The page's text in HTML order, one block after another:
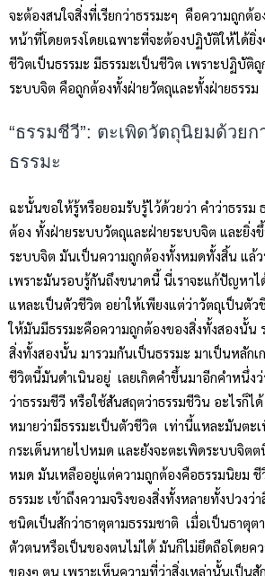
จะต้องสนใจสิ่งที่เรียกว่าธรรมะๆ คือความถูกต้
หน้าที่โดยตรงโดยเฉพาะที่จะต้องปฏิบัติให้ได้ยิ่
ชีวิตเป็นธรรมะ มีธรรมะเป็นชีวิต เพราะปฏิบัติ
ระบบจิต คือถูกต้องทั้งฝ่ายวัตถุและทั้งฝ่ายธรรม
“ธรรมชีวี”: ตะเพิดวัตถุนิยมด้วย
ธรรมะ
ฉะนั้นขอให้รู้หรือยอมรับรู้ไว้ด้วยว่า คำว่าธรรม
ต้อง ทั้งฝ่ายระบบวัตถุและฝ่ายระบบจิต และยิ่ง
ระบบจิต มันเป็นความถูกต้องทั้งหมดทั้งสิ้น แล้
เพราะมันรอบรู้กันถึงขนาดนี้ นี่เราจะแก้ปัญหาไ
แหละเป็นตัวชีวิต อย่าให้เพียงแต่ว่าวัตถุเป็นตั
ให้มันมีธรรมะคือความถูกต้องของสิ่งทั้งสองนั้น
สิ่งทั้งสองนั้น มารวมกันเป็นธรรมะ มาเป็นหลัก
ชีวิตนี้มันดำเนินอยู่ เลยเกิดคำขึ้นมาอีกคำหนึ่งว่
ว่าธรรมชีวี หรือใช้สันสฤตว่าธรรมชีวิน อะไรก็
หมายว่ามีธรรมะเป็นตัวชีวิต เท่านี้แหละมันตะ
กระเด็นหายไปหมด และยังจะตะเพิดระบบจิต
หมด มันเหลืออยู่แต่ความถูกต้องคือธรรมนิยม
ธรรมะ เข้าถึงความจริงของสิ่งทั้งหลายทั้งปวงว่
ชนิดเป็นสักว่าธาตุตามธรรมชาติ เมื่อเป็นธาตุต
ตัวตนหรือเป็นของตนไม่ได้ มันก็ไม่ยึดถือโดยค
ของๆ ตน เพราะเห็นความที่ว่าสิ่งเหล่านั้นเป็น